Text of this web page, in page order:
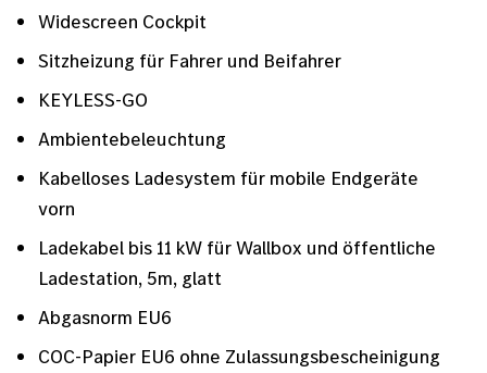
Widescreen Cockpit
Sitzheizung für Fahrer und Beifahrer
KEYLESS-GO
Ambientebeleuchtung
Kabelloses Ladesystem für mobile Endgeräte
vorn
Ladekabel bis 11 kW für Wallbox und öffentliche
Ladestation, 5m, glatt
Abgasnorm EU6
COC-Papier EU6 ohne Zulassungsbescheinigung